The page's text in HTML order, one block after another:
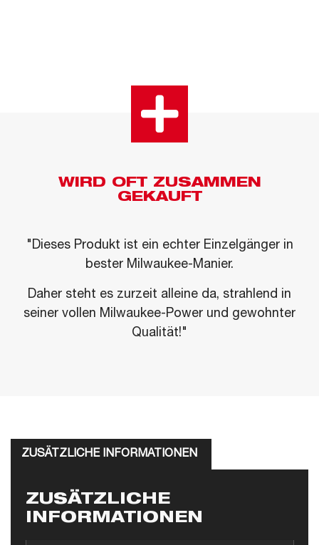
WIRD OFT ZUSAMMEN
GEKAUFT
"Dieses Produkt ist ein echter Einzelgänger in
bester Milwaukee-Manier.
Daher steht es zurzeit alleine da, strahlend in
seiner vollen Milwaukee-Power und gewohnter
Qualität!"
ZUSÄTZLICHE INFORMATIONEN
ZUSÄTZLICHE
INFORMATIONEN